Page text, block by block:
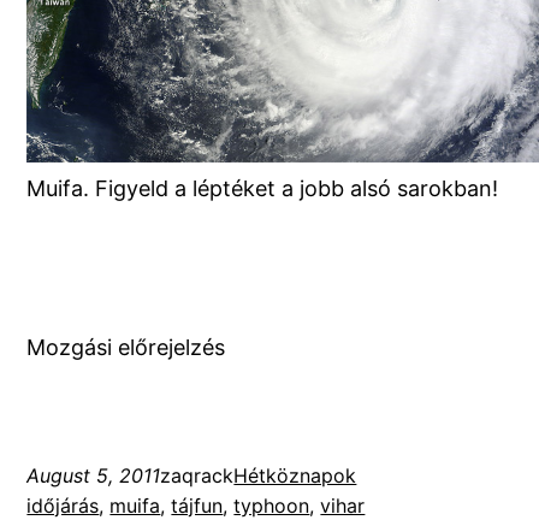
Muifa. Figyeld a léptéket a jobb alsó sarokban!
Mozgási előrejelzés
August 5, 2011zaqrackHétköznapok
időjárás, muifa, tájfun, typhoon, vihar